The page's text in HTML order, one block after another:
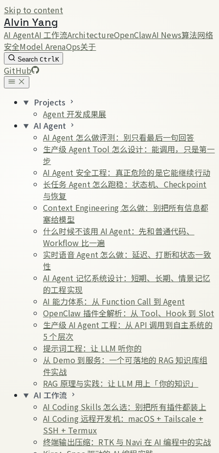
Skip to content
Alvin Yang
AI AgentAI 工作流ArchitectureOpenClawAI News算法网络
安全Model ArenaOps关于
Search CtrlK
GitHub
Projects
Agent 开发成果展
AI Agent
AI Agent 怎么做评测：别只看最后一句回答
生产级 Agent Tool 怎么设计：能调用，只是第一
步
AI Agent 安全工程：真正危险的是它能继续行动
长任务 Agent 怎么跑稳：状态机、Checkpoint
与恢复
Context Engineering 怎么做：别把所有信息都
塞给模型
什么时候不该用 AI Agent：先和普通代码、
Workflow 比一遍
实时语音 Agent 怎么做：延迟、打断和状态一致
性
AI Agent 记忆系统设计：短期、长期、情景记忆
的工程实现
AI 能力体系：从 Function Call 到 Agent
OpenClaw 插件全解析：从 Tool、Hook 到 Slot
生产级 AI Agent 工程：从 API 调用到自主系统的
5 个层次
提示词工程：让 LLM 听你的
从 Demo 到服务：一个可落地的 RAG 知识库组
件实战
RAG 原理与实践：让 LLM 用上「你的知识」
AI 工作流
AI Coding Skills 怎么选：别把所有插件都装上
AI Coding 远程开发机：macOS + Tailscale +
SSH + Termux
终端输出压缩：RTK 与 Navi 在 AI 编程中的实战